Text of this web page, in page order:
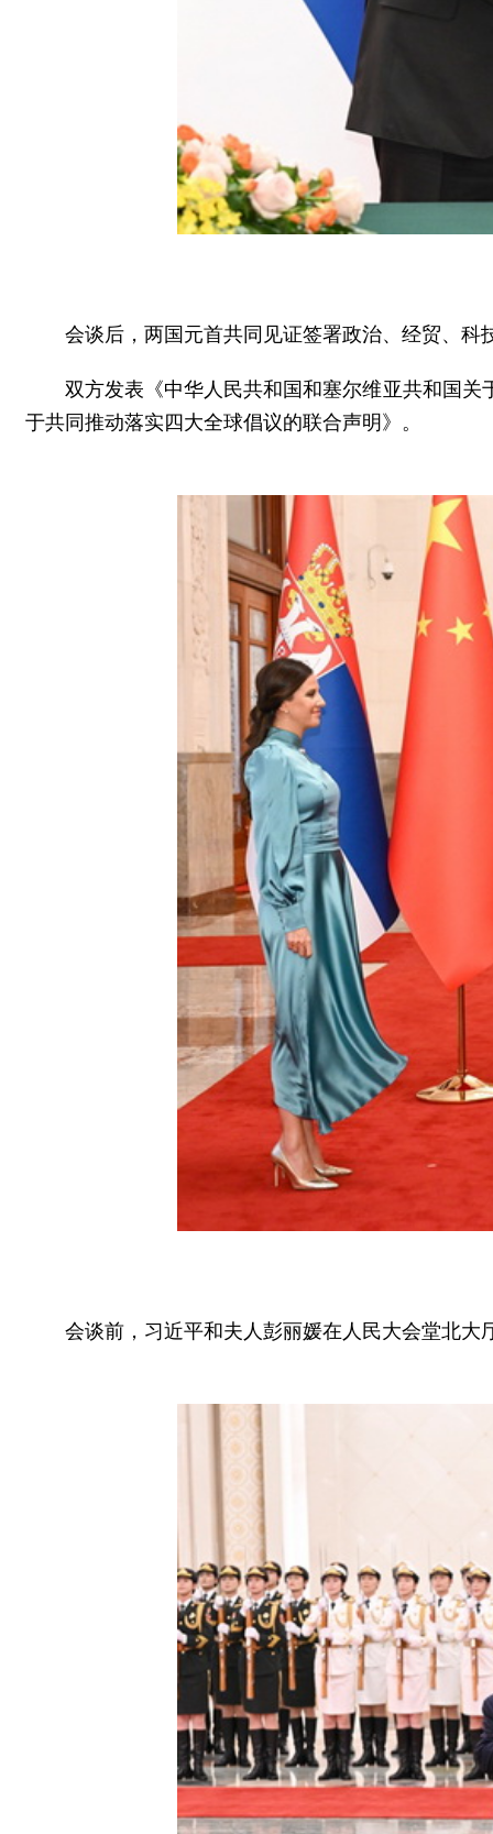
会谈后，两国元首共同见证签署政治、经贸、
双方发表《中华人民共和国和塞尔维亚共和国
于共同推动落实四大全球倡议的联合声明》。
会谈前，习近平和夫人彭丽媛在人民大会堂北